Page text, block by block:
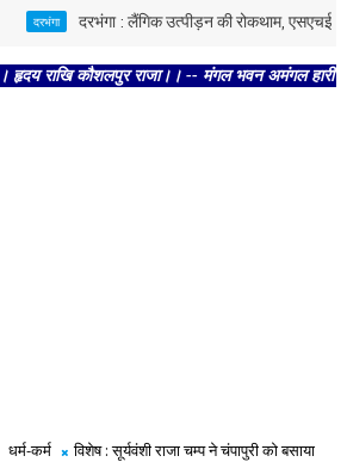
दरभंगा : लैंगिक उत्पीड़न की रोकथाम, एसएचई-बॉक्स एवं
कौशलपुर राजा।। -- मंगल भवन अमंगल हारी। द्रवहु
धर्म-कर्म
विशेष : सूर्यवंशी राजा चम्प ने चंपापुरी को बसाया